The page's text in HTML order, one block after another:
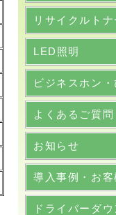
リサイクルトナ
LED照明
ビジネスホン
よくあるご質問
お知らせ
導入事例・お客
ドライバーダ